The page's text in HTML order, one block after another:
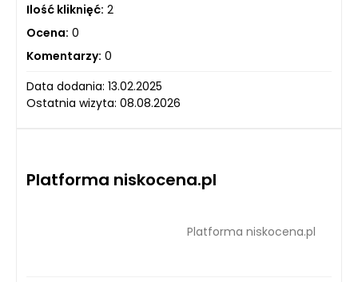
Ilość kliknięć: 2
Ocena: 0
Komentarzy: 0
Data dodania: 13.02.2025
Ostatnia wizyta: 08.08.2026
Platforma niskocena.pl
Platforma niskocena.pl